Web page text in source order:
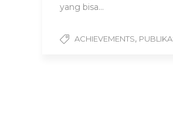
yang bisa...
ACHIEVEMENTS,